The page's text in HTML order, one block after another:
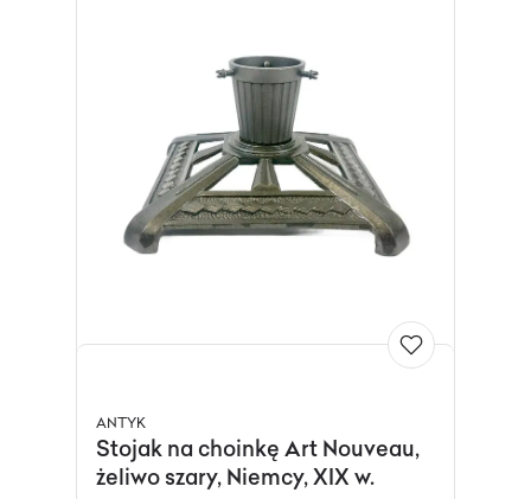
ANTYK
Stojak na choinkę Art Nouveau,
żeliwo szary, Niemcy, XIX w.